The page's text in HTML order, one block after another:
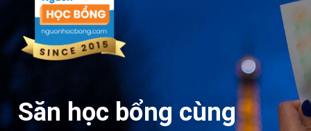
Săn học bổng cùng